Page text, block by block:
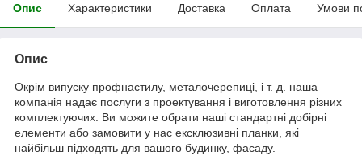
Опис Характеристики Доставка Оплата Умови
Опис
Окрім випуску профнастилу, металочерепиці, і т. д. наша
компанія надає послуги з проектування і виготовлення різних
комплектуючих. Ви можите обрати наші стандартні добірні
елементи або замовити у нас ексклюзивні планки, які
найбільш підходять для вашого будинку, фасаду.